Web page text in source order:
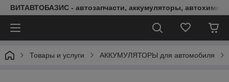
ВИТАВТОБАЗИС - автозапчасти, аккумуляторы, автохимия,
Товары и услуги АККУМУЛЯТОРЫ для автомобиля